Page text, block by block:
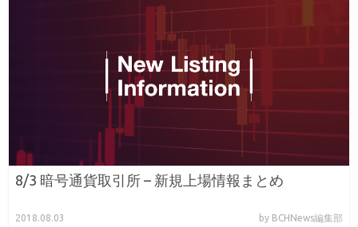
8/3 暗号通貨取引所 – 新規上場情報まとめ
2018.08.03 by BCHNews編集部